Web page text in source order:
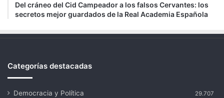
Del cráneo del Cid Campeador a los falsos Cervantes: los
secretos mejor guardados de la Real Academia Española
Categorías destacadas
Democracia y Política 29.707